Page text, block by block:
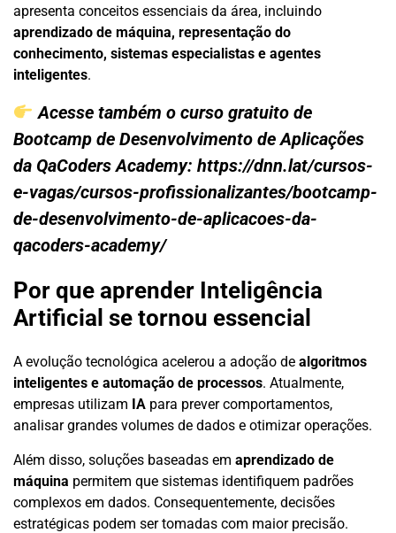
apresenta conceitos essenciais da área, incluindo
aprendizado de máquina, representação do
conhecimento, sistemas especialistas e agentes
inteligentes.
Acesse também o curso gratuito de
Bootcamp de Desenvolvimento de Aplicações
da QaCoders Academy: https://dnn.lat/cursos-
e-vagas/cursos-profissionalizantes/bootcamp-
de-desenvolvimento-de-aplicacoes-da-
qacoders-academy/
Por que aprender Inteligência
Artificial se tornou essencial
A evolução tecnológica acelerou a adoção de algoritmos
inteligentes e automação de processos. Atualmente,
empresas utilizam IA para prever comportamentos,
analisar grandes volumes de dados e otimizar operações.
Além disso, soluções baseadas em aprendizado de
máquina permitem que sistemas identifiquem padrões
complexos em dados. Consequentemente, decisões
estratégicas podem ser tomadas com maior precisão.